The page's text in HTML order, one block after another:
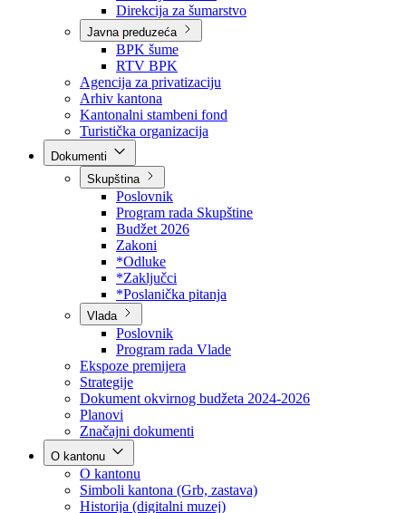
Direkcije
Direkcija za robne rezerve
Direkcija za ceste
Direkcija za šumarstvo
Javna preduzeća
BPK šume
RTV BPK
Agencija za privatizaciju
Arhiv kantona
Kantonalni stambeni fond
Turistička organizacija
Skupština
Poslovnik
Program rada Skupštine
Budžet 2026
Zakoni
*Odluke
*Zaključci
*Poslanička pitanja
Vlada
Poslovnik
Program rada Vlade
Ekspoze premijera
Strategije
Dokument okvirnog budžeta 2024-2026
Planovi
Značajni dokumenti
O kantonu